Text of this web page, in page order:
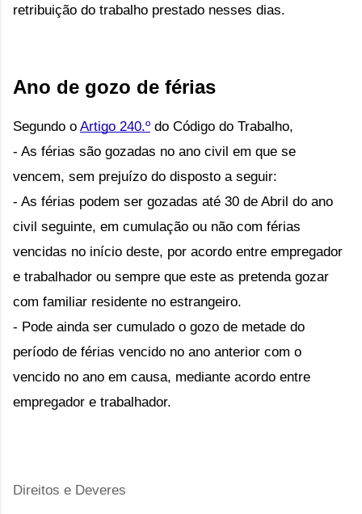
retribuição do trabalho prestado nesses dias.
Ano de gozo de férias
Segundo o Artigo 240.º do Código do Trabalho,
- As férias são gozadas no ano civil em que se
vencem, sem prejuízo do disposto a seguir:
- As férias podem ser gozadas até 30 de Abril do ano
civil seguinte, em cumulação ou não com férias
vencidas no início deste, por acordo entre empregador
e trabalhador ou sempre que este as pretenda gozar
com familiar residente no estrangeiro.
- Pode ainda ser cumulado o gozo de metade do
período de férias vencido no ano anterior com o
vencido no ano em causa, mediante acordo entre
empregador e trabalhador.
Direitos e Deveres